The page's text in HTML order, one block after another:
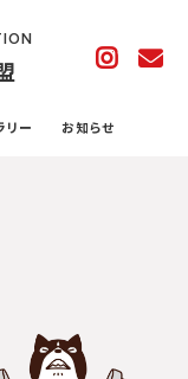
リー お知らせ